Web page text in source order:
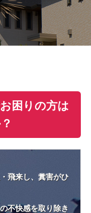
困りの方は
飛来し、糞害がひ
不快感を取り除き